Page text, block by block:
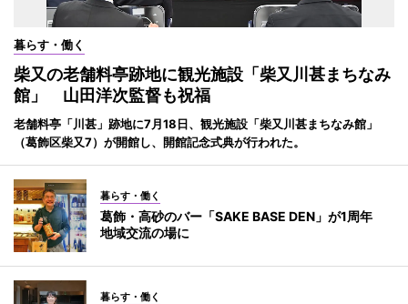
暮らす・働く
柴又の老舗料亭跡地に観光施設「柴又川甚まちなみ
館」 山田洋次監督も祝福
老舗料亭「川甚」跡地に7月18日、観光施設「柴又川甚まちなみ館」
（葛飾区柴又7）が開館し、開館記念式典が行われた。
暮らす・働く
葛飾・高砂のバー「SAKE BASE DEN」が1周年
地域交流の場に
暮らす・働く